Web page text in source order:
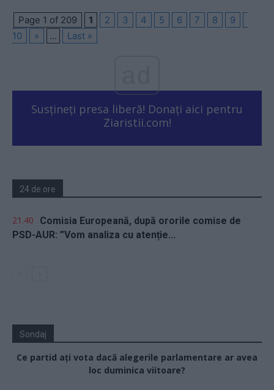
Page 1 of 209 1 2 3 4 5 6 7 8
9
10
» ... Last »
Susțineți presa liberă! Donați aici pentru
Ziaristii.com!
24 de ore
21.40
Comisia Europeană, după ororile comise de
PSD-AUR: ”Vom analiza cu atenție...
Sondaj
Ce partid ați vota dacă alegerile parlamentare ar avea
loc duminica viitoare?